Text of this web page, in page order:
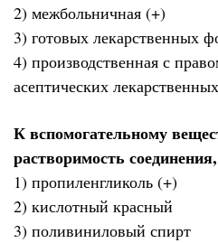
2) межбольничная (+)
3) готовых лекарственных
4) производственная с
асептических
К вспомогательному
растворимость
1) пропиленгликоль (+)
2) кислотный красный
3) поливиниловый спирт